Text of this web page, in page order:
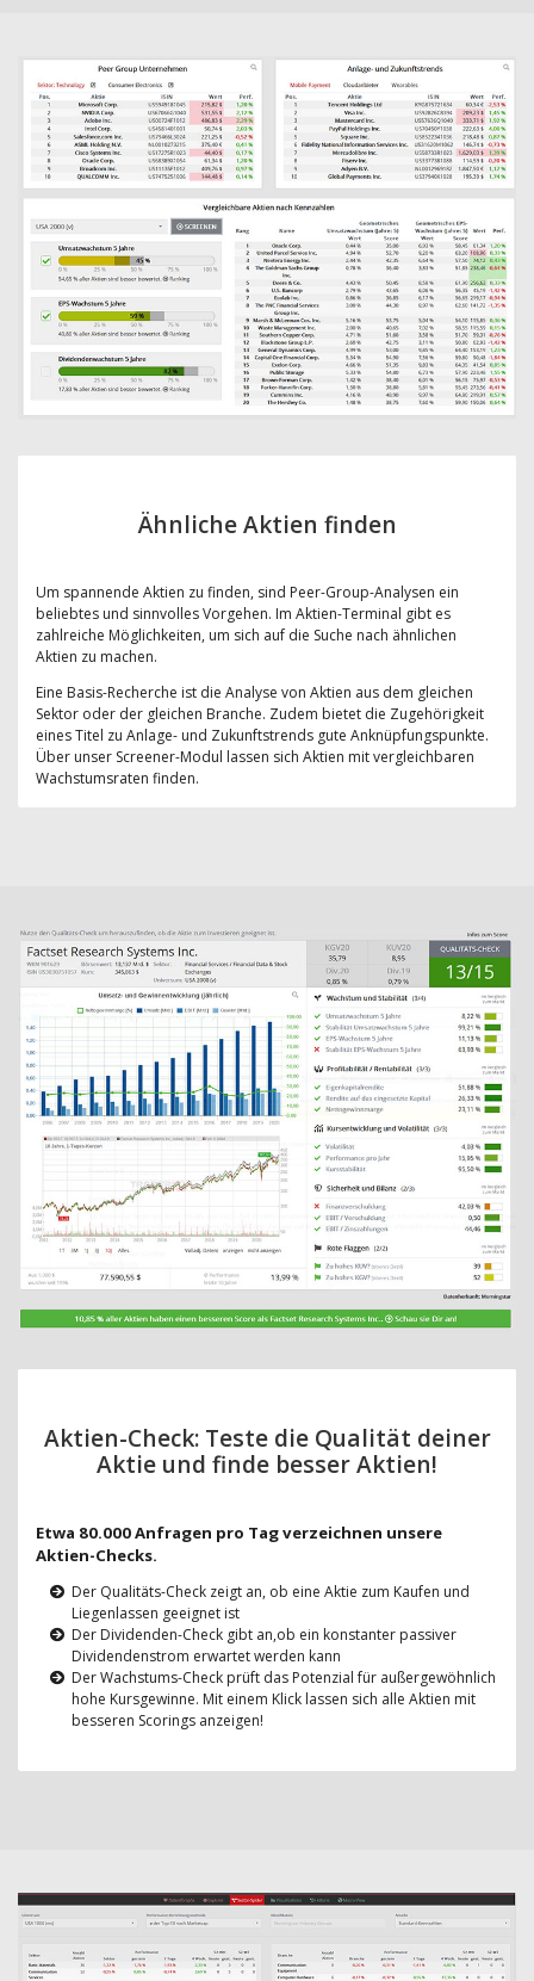
Ähnliche Aktien finden
Um spannende Aktien zu finden, sind Peer-Group-Analysen ein
beliebtes und sinnvolles Vorgehen. Im Aktien-Terminal gibt es
zahlreiche Möglichkeiten, um sich auf die Suche nach ähnlichen
Aktien zu machen.
Eine Basis-Recherche ist die Analyse von Aktien aus dem gleichen
Sektor oder der gleichen Branche. Zudem bietet die Zugehörigkeit
eines Titel zu Anlage- und Zukunftstrends gute Anknüpfungspunkte.
Über unser Screener-Modul lassen sich Aktien mit vergleichbaren
Wachstumsraten finden.
Aktien-Check: Teste die Qualität deiner
Aktie und finde besser Aktien!
Etwa 80.000 Anfragen pro Tag verzeichnen unsere
Aktien-Checks.
Der Qualitäts-Check zeigt an, ob eine Aktie zum Kaufen und
Liegenlassen geeignet ist
Der Dividenden-Check gibt an,ob ein konstanter passiver
Dividendenstrom erwartet werden kann
Der Wachstums-Check prüft das Potenzial für außergewöhnlich
hohe Kursgewinne. Mit einem Klick lassen sich alle Aktien mit
besseren Scorings anzeigen!